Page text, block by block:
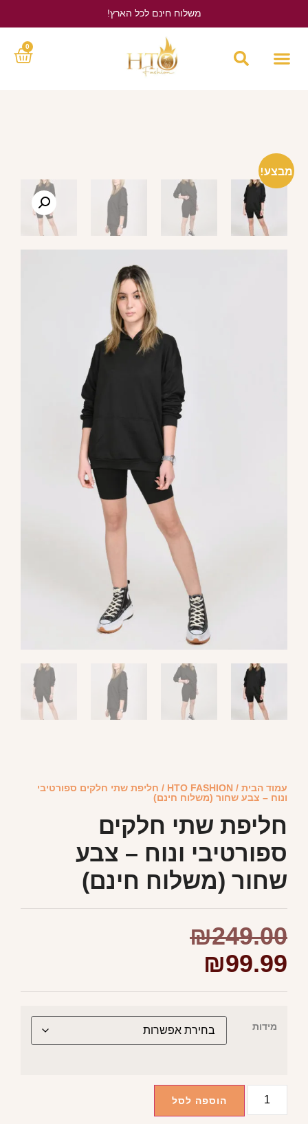
משלוח חינם לכל הארץ!
0
מבצע!
עמוד הבית /
HTO FASHION / חליפת שתי חלקים ספורטיבי
ונוח – צבע שחור (משלוח חינם)
חליפת שתי חלקים
ספורטיבי ונוח – צבע
שחור (משלוח חינם)
₪249.00
₪99.99
מידות
הוספה לסל